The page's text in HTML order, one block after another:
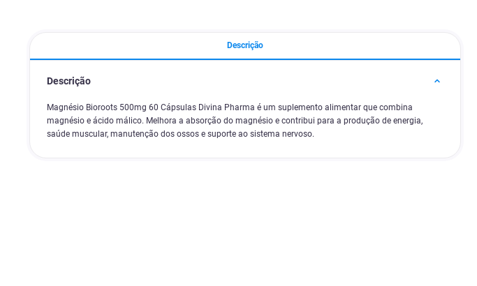
Descrição
Descrição
Magnésio Bioroots 500mg 60 Cápsulas Divina Pharma é um suplemento alimentar que combina
magnésio e ácido málico. Melhora a absorção do magnésio e contribui para a produção de energia,
saúde muscular, manutenção dos ossos e suporte ao sistema nervoso.